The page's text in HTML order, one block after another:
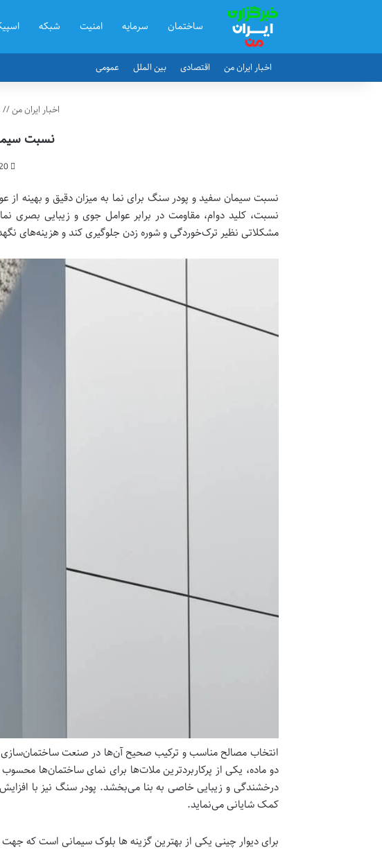
ساختمان سرمایه امنیت شبکه
اخبار ایران من اقتصادی بین الملل عمومی
اخبار ایران من//
نسبت
نسبت سیمان سفید و پودر سنگ برای نما به میزان دقیق و بهینه از
نسبت، کلید دوام، مقاومت در برابر عوامل جوی و زیبایی بصری
مشکلاتی نظیر ترک‌خوردگی و شوره زدن جلوگیری کند و هزینه‌های
انتخاب مصالح مناسب و ترکیب صحیح آن‌ها در صنعت ساختمان‌سازی،
دو ماده، یکی از پرکاربردترین ملات‌ها برای نمای ساختمان‌ها
درخشندگی و زیبایی خاصی به بنا می‌بخشد. پودر سنگ نیز با
کمک شایانی می‌نماید.
برای دیوار چینی یکی از بهترین گزینه ها بلوک سیمانی است که